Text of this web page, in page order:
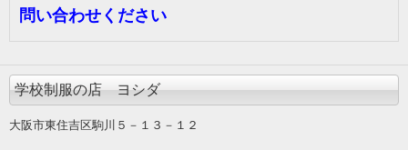
問い合わせください
学校制服の店 ヨシダ
大阪市東住吉区駒川５－１３－１２